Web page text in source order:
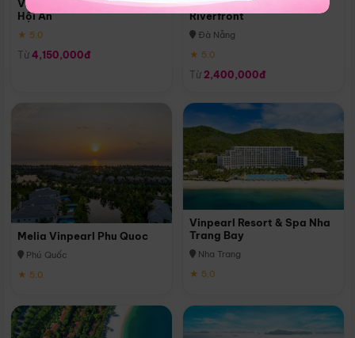
Vinpearl Resort & Golf Nam
Hội An
★ 5.0
Từ 4,150,000đ
Melia Vinpearl Danang
Riverfront
Đà Nẵng
★ 5.0
Từ 2,400,000đ
Melia Vinpearl Phu Quoc
Phú Quốc
★ 5.0
Vinpearl Resort & Spa Nha
Trang Bay
Nha Trang
★ 5.0